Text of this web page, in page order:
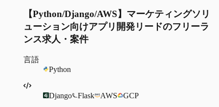
【Python/Django/AWS】マーケティングソリ
ューション向けアプリ開発リードのフリーラ
ンス求人・案件
言語
Python
Django Flask AWS GCP